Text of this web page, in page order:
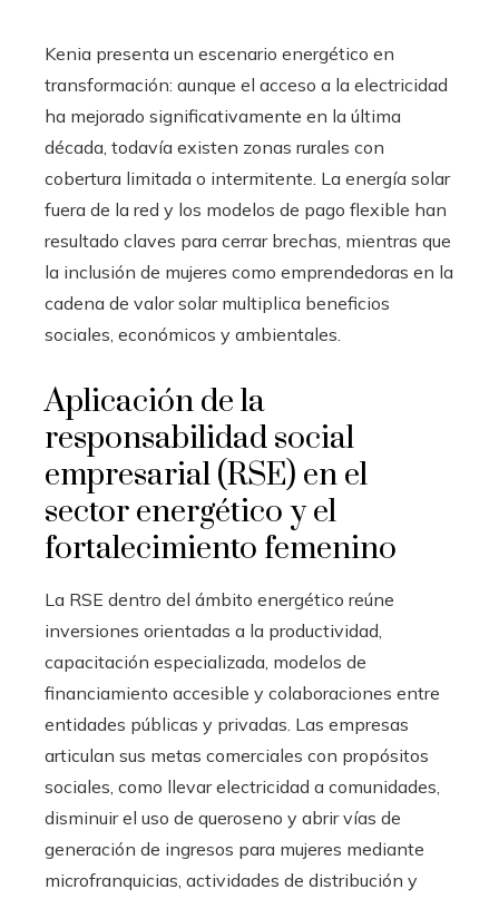
Kenia presenta un escenario energético en
transformación: aunque el acceso a la electricidad
ha mejorado significativamente en la última
década, todavía existen zonas rurales con
cobertura limitada o intermitente. La energía solar
fuera de la red y los modelos de pago flexible han
resultado claves para cerrar brechas, mientras que
la inclusión de mujeres como emprendedoras en la
cadena de valor solar multiplica beneficios
sociales, económicos y ambientales.
Aplicación de la
responsabilidad social
empresarial (RSE) en el
sector energético y el
fortalecimiento femenino
La RSE dentro del ámbito energético reúne
inversiones orientadas a la productividad,
capacitación especializada, modelos de
financiamiento accesible y colaboraciones entre
entidades públicas y privadas. Las empresas
articulan sus metas comerciales con propósitos
sociales, como llevar electricidad a comunidades,
disminuir el uso de queroseno y abrir vías de
generación de ingresos para mujeres mediante
microfranquicias, actividades de distribución y